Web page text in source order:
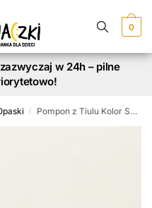
0
w 24h – pilne
/ Pompon z Tiulu Kolor Szary – opaska niemowlęca